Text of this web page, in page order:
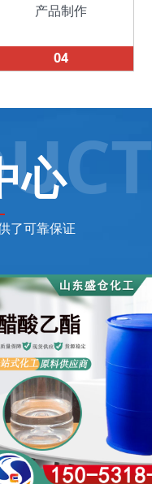
产品制作
04
心
了可靠保证